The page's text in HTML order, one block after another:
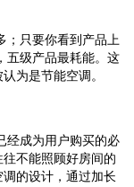
；只要你看到产品上
五级产品最耗能。这
为是节能空调。
经成为用户购买的必
不能照顾好房间的
的设计，通过加长